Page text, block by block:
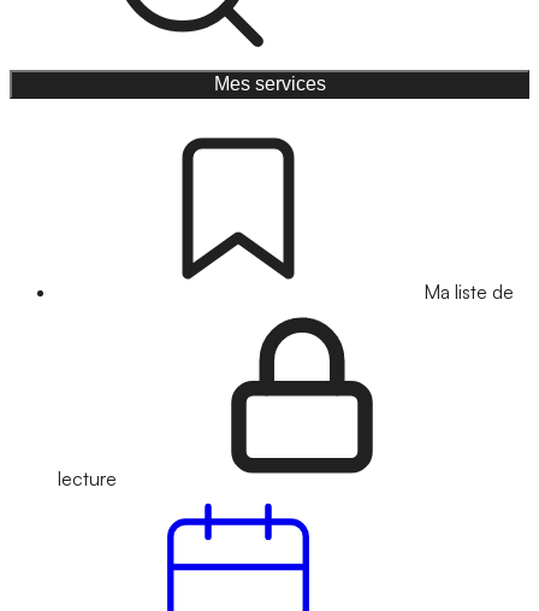
Mes services
Ma liste de
lecture